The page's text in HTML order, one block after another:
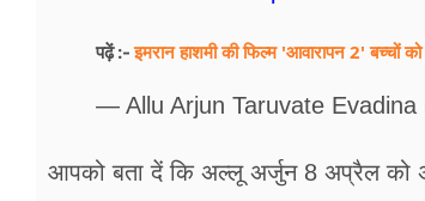
पढ़ें :-इमरान हाशमी की फिल्म 'आवारापन 2' बच्चों
— Allu Arjun Taruvate Evadina
आपको बता दें कि अल्लू अर्जुन 8 अप्रैल को